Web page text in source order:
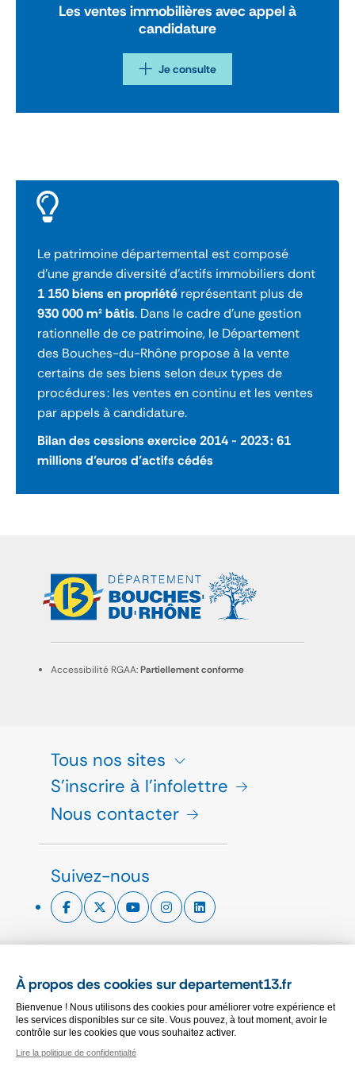
À propos des cookies sur departement13.fr
Bienvenue ! Nous utilisons des cookies pour améliorer votre expérience et
les services disponibles sur ce site. Vous pouvez, à tout moment, avoir le
contrôle sur les cookies que vous souhaitez activer.
Lire la politique de confidentialté
Les ventes immobilières avec appel à
candidature
Je consulte
Le patrimoine départemental est composé
d’une grande diversité d’actifs immobiliers dont
1 150 biens en propriété représentant plus de
930 000 m² bâtis. Dans le cadre d’une gestion
rationnelle de ce patrimoine, le Département
des Bouches-du-Rhône propose à la vente
certains de ses biens selon deux types de
procédures : les ventes en continu et les ventes
par appels à candidature.
Bilan des cessions exercice 2014 - 2023 : 61
millions d’euros d’actifs cédés
Accessibilité RGAA:Partiellement conforme
Tous nos sites
S'inscrire à l'infolettre
Nous contacter
Suivez-nous
CHARTE GRAPHIQUE
MARCHÉS PUBLICS
PLAN DU SITE